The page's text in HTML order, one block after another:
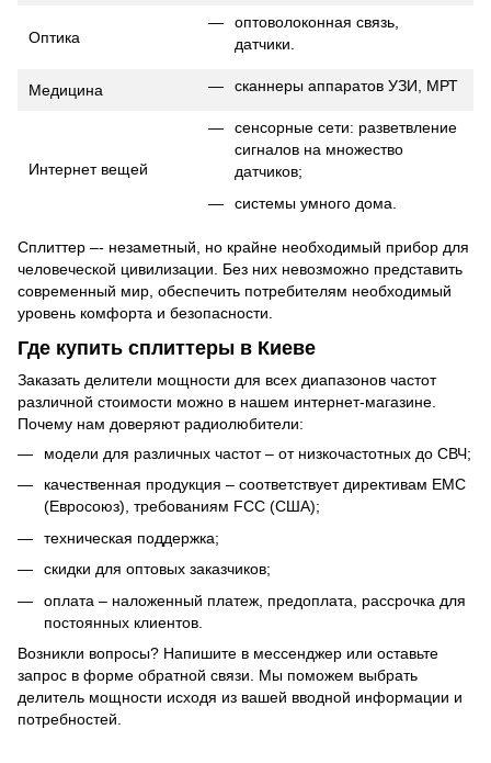
Оптика
оптоволоконная связь,
датчики.
Медицина сканнеры аппаратов УЗИ, МРТ
Интернет вещей
сенсорные сети: разветвление
сигналов на множество
датчиков;
системы умного дома.
Сплиттер –- незаметный, но крайне необходимый прибор для
человеческой цивилизации. Без них невозможно представить
современный мир, обеспечить потребителям необходимый
уровень комфорта и безопасности.
Где купить сплиттеры в Киеве
Заказать делители мощности для всех диапазонов частот
различной стоимости можно в нашем интернет-магазине.
Почему нам доверяют радиолюбители:
модели для различных частот – от низкочастотных до СВЧ;
качественная продукция – соответствует директивам EMC
(Евросоюз), требованиям FCC (США);
техническая поддержка;
скидки для оптовых заказчиков;
оплата – наложенный платеж, предоплата, рассрочка для
постоянных клиентов.
Возникли вопросы? Напишите в мессенджер или оставьте
запрос в форме обратной связи. Мы поможем выбрать
делитель мощности исходя из вашей вводной информации и
потребностей.